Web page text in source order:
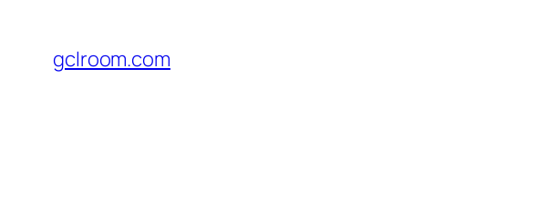
content
gclroom.com